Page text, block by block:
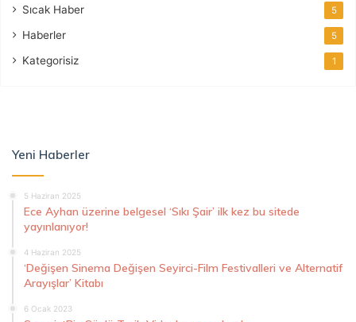
Sıcak Haber 5
Haberler 5
Kategorisiz 1
Yeni Haberler
5 Haziran 2025
Ece Ayhan üzerine belgesel ‘Sıkı Şair’ ilk kez bu sitede
yayınlanıyor!
4 Haziran 2025
‘Değişen Sinema Değişen Seyirci-Film Festivalleri ve Alternatif
Arayışlar’ Kitabı
6 Ocak 2023